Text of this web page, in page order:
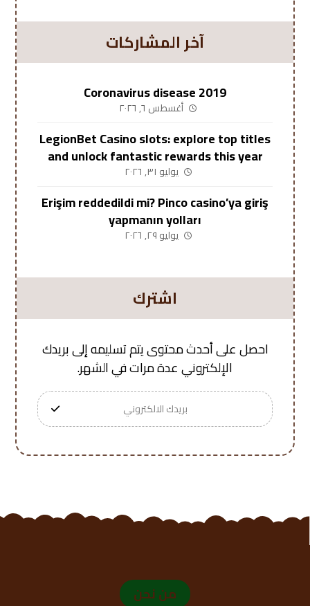
آخر المشاركات
Coronavirus disease 2019
أغسطس ٦, ٢٠٢٦
LegionBet Casino slots: explore top titles
and unlock fantastic rewards this year
يوليو ٣١, ٢٠٢٦
Erişim reddedildi mi? Pinco casino’ya giriş
yapmanın yolları
يوليو ٢٩, ٢٠٢٦
اشترك
احصل على أحدث محتوى يتم تسليمه إلى بريدك
الإلكتروني عدة مرات في الشهر.
من نحن